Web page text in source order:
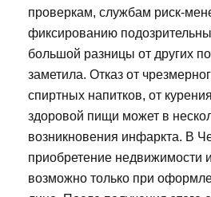
проверкам, службам риск-
фиксированию
большой разницы от других
заметила. Отказ от
спиртных напитков, от
здоровой пищи может в
возникновения инфаркта. В
приобретение недвижимости
возможно только при